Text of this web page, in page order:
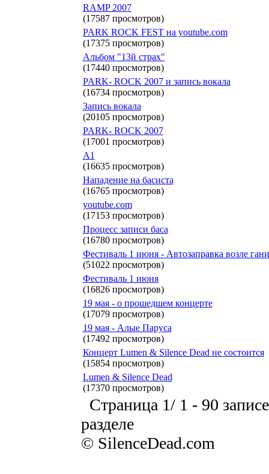
RAMP 2007
(17587 просмотров)
PARK ROCK FEST на youtube.com
(17375 просмотров)
Альбом "13й страх"
(17440 просмотров)
PARK- ROCK 2007 и запись вокала
(16734 просмотров)
Запись вокала
(20105 просмотров)
PARK- ROCK 2007
(17001 просмотров)
А1
(16635 просмотров)
Нападение на басиста
(16765 просмотров)
youtube.com
(17153 просмотров)
Процесс записи баса
(16780 просмотров)
Фестиваль 1 июня - Автозаправка возле
(51022 просмотров)
Фестиваль 1 июня
(16826 просмотров)
19 мая - о прошедшем концерте
(17079 просмотров)
19 мая - Алые Паруса
(17492 просмотров)
Концерт Lumen & Silence Dead не состоится
(15854 просмотров)
Lumen & Silence Dead
(17370 просмотров)
Страница 1/ 1 - 90
разделе
© SilenceDead.com